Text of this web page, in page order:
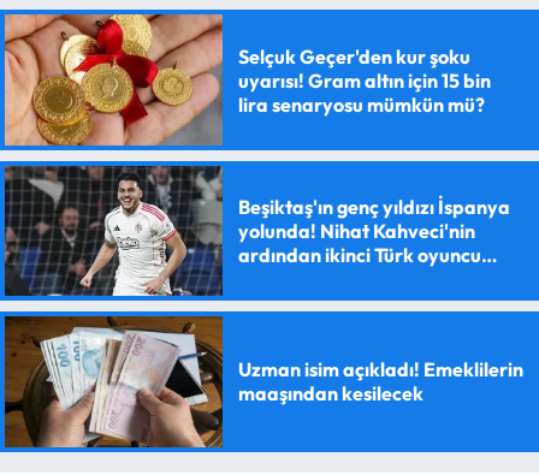
Selçuk Geçer'den kur şoku
uyarısı! Gram altın için 15 bin
lira senaryosu mümkün mü?
Beşiktaş'ın genç yıldızı İspanya
yolunda! Nihat Kahveci'nin
ardından ikinci Türk oyuncu
Uzman isim açıkladı! Emeklilerin
maaşından kesilecek